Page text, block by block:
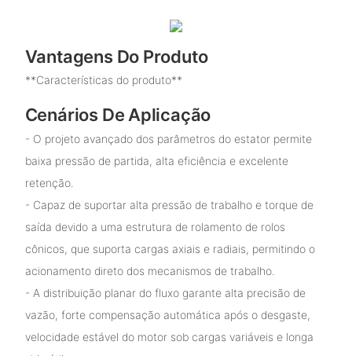
Vantagens Do Produto
**Características do produto**
Cenários De Aplicação
- O projeto avançado dos parâmetros do estator permite
baixa pressão de partida, alta eficiência e excelente
retenção.
- Capaz de suportar alta pressão de trabalho e torque de
saída devido a uma estrutura de rolamento de rolos
cônicos, que suporta cargas axiais e radiais, permitindo o
acionamento direto dos mecanismos de trabalho.
- A distribuição planar do fluxo garante alta precisão de
vazão, forte compensação automática após o desgaste,
velocidade estável do motor sob cargas variáveis ​​e longa